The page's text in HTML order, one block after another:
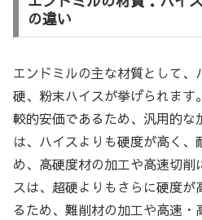
の違い
エンドミルの主な材質として
硬、粉末ハイスが挙げられま
較的安価であるため、汎用的な
は、ハイスよりも硬度が高く
め、高硬度材の加工や高速切削
スは、超硬よりもさらに硬度
るため、難削材の加工や高速・